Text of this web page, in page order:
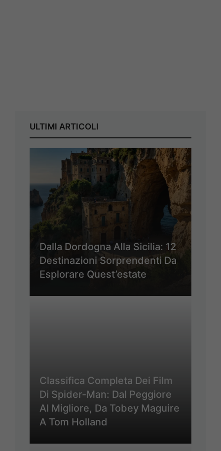
ULTIMI ARTICOLI
Dalla Dordogna Alla Sicilia: 12
Destinazioni Sorprendenti Da
Esplorare Quest’estate
Classifica Completa Dei Film
Di Spider-Man: Dal Peggiore
Al Migliore, Da Tobey Maguire
A Tom Holland